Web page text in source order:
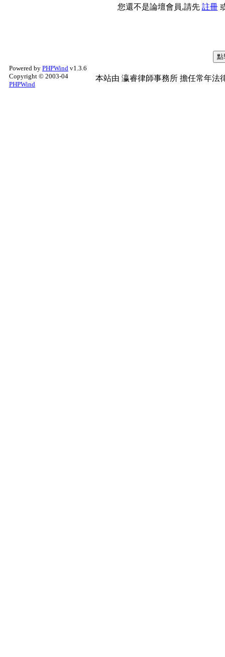
您還不是論壇會員,請先 註冊
Powered by PHPWind v1.3.6
Copyright © 2003-04
PHPWind
本站由 瀛睿律師事務所 擔任常年法